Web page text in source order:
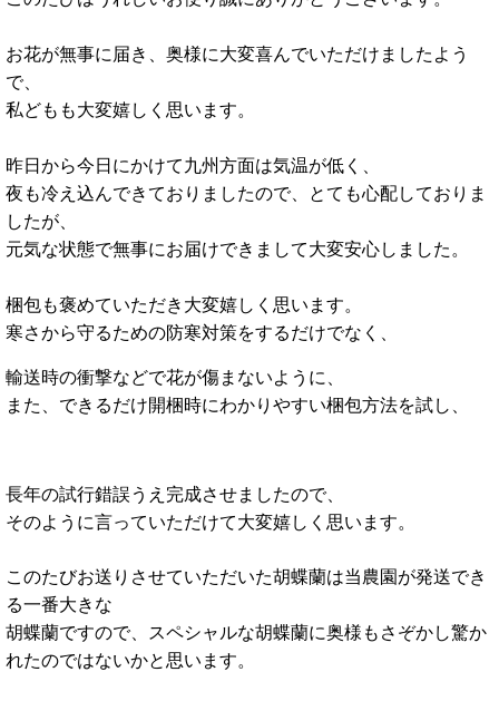
お花が無事に届き、奥様に大変喜んでいただけましたよう
で、
私どもも大変嬉しく思います。
昨日から今日にかけて九州方面は気温が低く、
夜も冷え込んできておりましたので、とても心配しておりま
したが、
元気な状態で無事にお届けできまして大変安心しました。
梱包も褒めていただき大変嬉しく思います。
寒さから守るための防寒対策をするだけでなく、
輸送時の衝撃などで花が傷まないように、
また、できるだけ開梱時にわかりやすい梱包方法を試し、
長年の試行錯誤うえ完成させましたので、
そのように言っていただけて大変嬉しく思います。
このたびお送りさせていただいた胡蝶蘭は当農園が発送でき
る一番大きな
胡蝶蘭ですので、スペシャルな胡蝶蘭に奥様もさぞかし驚か
れたのではないかと思います。